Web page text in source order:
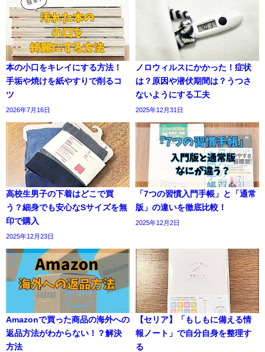
本の小口をキレイにする方法！
手垢や焼けを紙やすりで削るコ
ツ
2026年7月16日
ノロウィルスにかかった！症状
は？原因や潜伏期間は？うつさ
ないようにする工夫
2025年12月31日
高校生男子の下着はどこで買
う？細身でも安心なSサイズを無
印で購入
2025年12月23日
「7つの習慣入門手帳」と「通常
版」の違いを徹底比較！
2025年12月2日
Amazonで買った商品の海外への
返品方法がわからない！？解決
方法
【セリア】「もしもに備える情
報ノート」で自分自身を整理す
る